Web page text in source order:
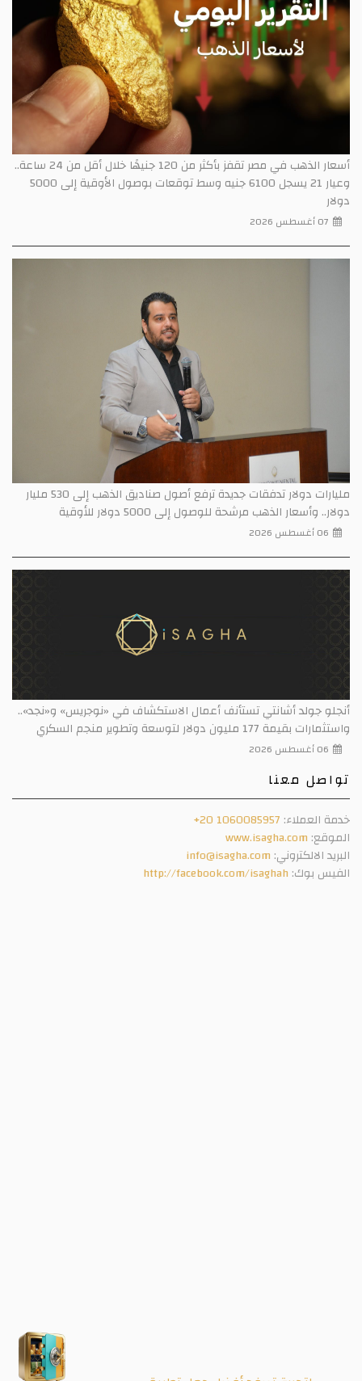
أسعار الذهب في مصر تقفز بأكثر من 120 جنيهًا خلال أقل من 24 ساعة..
وعيار 21 يسجل 6100 جنيه وسط توقعات بوصول الأوقية إلى 5000
دولار
07 أغسطس 2026
مليارات دولار تدفقات جديدة ترفع أصول صناديق الذهب إلى 530 مليار
دولار.. وأسعار الذهب مرشحة للوصول إلى 5000 دولار للأوقية
06 أغسطس 2026
أنجلو جولد أشانتي تستأنف أعمال الاستكشاف في «نوجريس» و«نجد»..
واستثمارات بقيمة 177 مليون دولار لتوسعة وتطوير منجم السكري
06 أغسطس 2026
تواصل معنا
خدمة العملاء: +20 1060085957
الموقع: www.isagha.com
البريد الالكتروني: info@isagha.com
الفيس بوك: http://facebook.com/isaghah